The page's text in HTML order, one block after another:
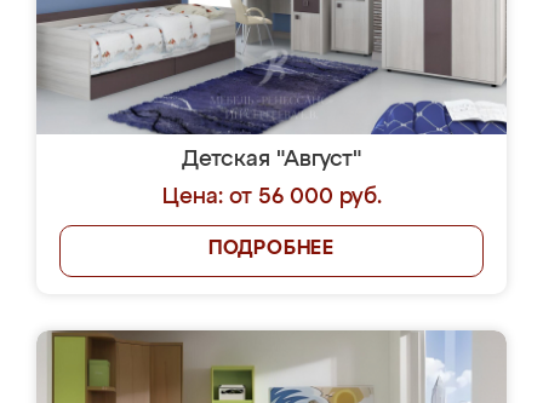
Детская "Август"
Цена: от 56 000 руб.
ПОДРОБНЕЕ